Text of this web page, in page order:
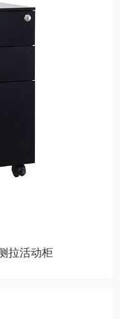
拉活动柜